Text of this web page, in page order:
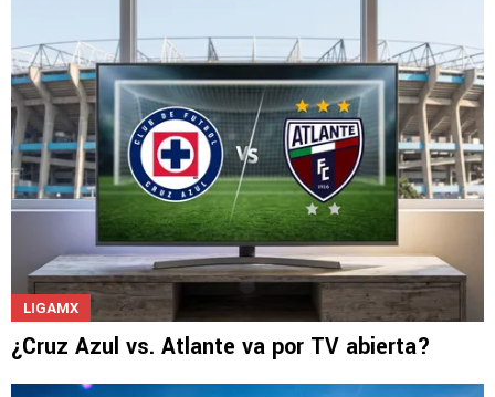
LIGAMX
¿Cruz Azul vs. Atlante va por TV abierta?